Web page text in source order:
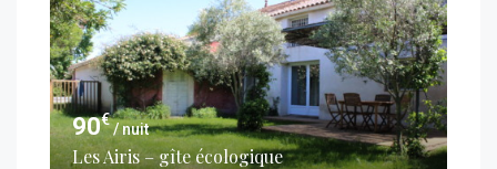
90€
/ nuit
Les Airis – gîte écologique